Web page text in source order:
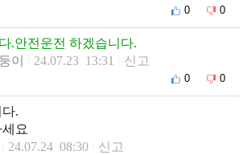
0 0
.안전운전 하겠습니다.
이
24.07.23 13:31 신고
0 0
.
요
24.07.24 08:30 신고